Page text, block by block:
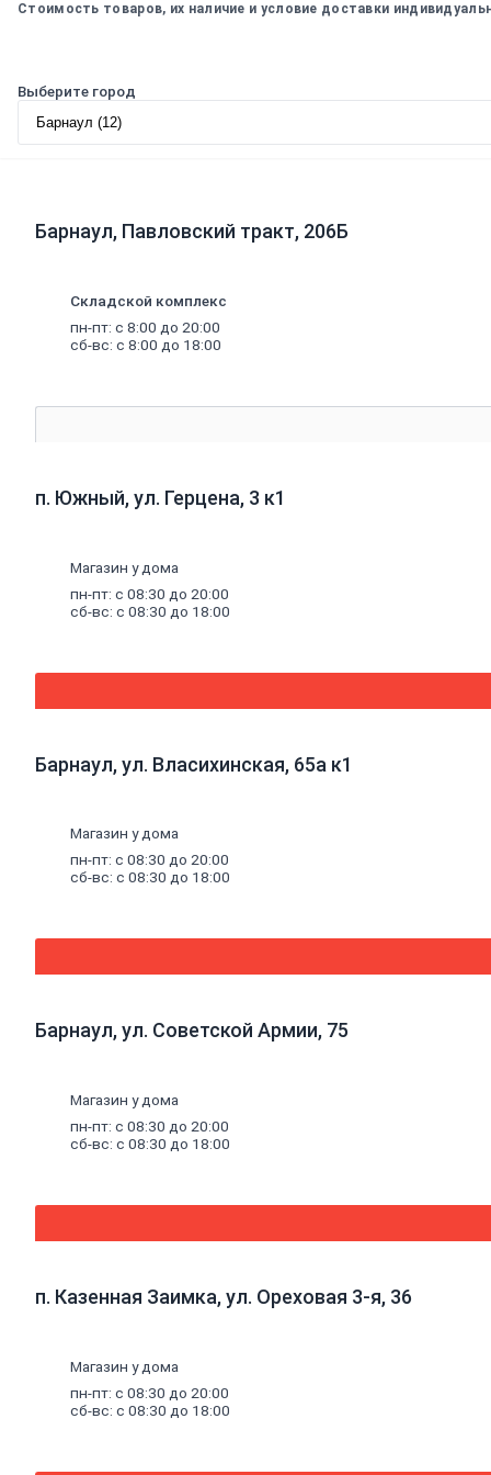
Ламинат
покрытиям
плинтусу
Щетинистое
покрытие
напольные
Ковролин
Порожки
Потолок
подвесной
для
розетки
МДФ,
комплектующие
Панели
панелям
Стеновые
Уголки
пластиковые
Рулонные
Серпянки,
ленты
Древесные
ДВП
Фанера
Пиломатериал
Стоимость товаров, их наличие и условие доставки
Выберите город
Барнаул, Павловский тракт, 206Б
Складской комплекс
пн-пт: с 8:00 до 20:00
сб-вс: с 8:00 до 18:00
п. Южный, ул. Герцена, 3 к1
Магазин у дома
пн-пт: с 08:30 до 20:00
сб-вс: с 08:30 до 18:00
Барнаул, ул. Власихинская, 65а к1
Магазин у дома
пн-пт: с 08:30 до 20:00
сб-вс: с 08:30 до 18:00
Барнаул, ул. Советской Армии, 75
Магазин у дома
пн-пт: с 08:30 до 20:00
сб-вс: с 08:30 до 18:00
п. Казенная Заимка, ул. Ореховая 3-я, 36
Магазин у дома
пн-пт: с 08:30 до 20:00
сб-вс: с 08:30 до 18:00